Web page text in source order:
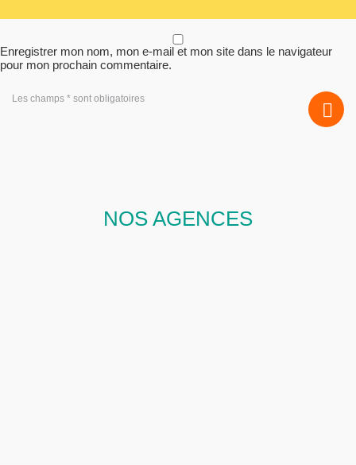
Enregistrer mon nom, mon e-mail et mon site dans le navigateur
pour mon prochain commentaire.
Les champs * sont obligatoires
NOS AGENCES